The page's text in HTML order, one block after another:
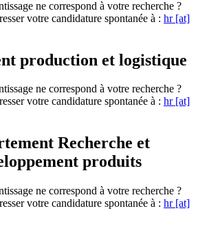
ne correspond à votre recherche ?
votre candidature spontanée à : hr [at]
production et logistique
ne correspond à votre recherche ?
votre candidature spontanée à : hr [at]
Recherche et
produits
ne correspond à votre recherche ?
votre candidature spontanée à : hr [at]